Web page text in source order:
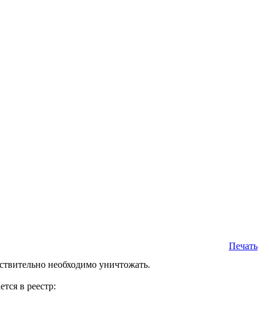
Печать
необходимо уничтожать.
в реестр: